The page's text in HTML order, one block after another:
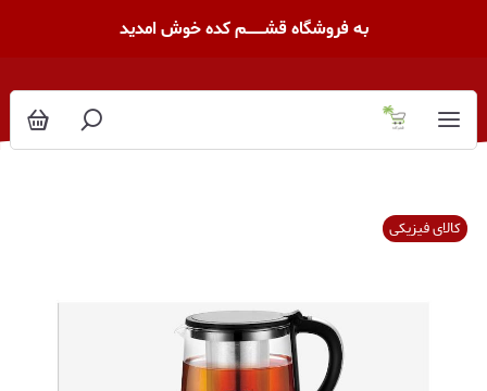
به فروشگاه قشــــــــم کده خوش امدید
کالای فیزیکی